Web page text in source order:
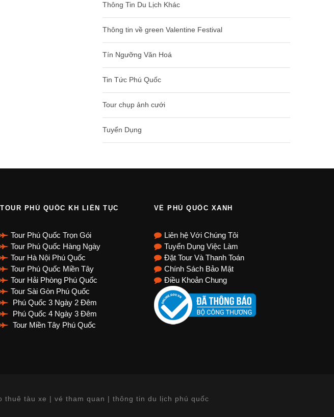
Thông Tin Du Lịch Khác
Thông tin về green Valentine Festival
Tín Ngưỡng Văn Hoá
Tin Tức Phú Quốc
Tour chụp ảnh cưới
Tuyển Dụng
TOUR PHÚ QUỐC KH LIÊN TỤC
Tour Phú Quốc Trọn Gói
Tour Phú Quốc Hàng Ngày
Tour Hà Nội Phú Quốc
Tour Phú Quốc Miền Tây
Tour Hải Phòng Phú Quốc
Tour Sài Gòn Phú Quốc
Phú Quốc 3 Ngày 2 Đêm
Phú Quốc 4 Ngày 3 Đêm
Tour Miền Tây Phú Quốc
VỀ PHÚ QUỐC XANH
Liên hệ Với Chúng Tôi
Tuyển Dụng Việc Làm
Đặt Tour Và Thanh Toán
Chính Sách Bảo Mật
Điều Khoản Chung
tàu xe | vé tham quan | thông tin du lịch phú quốc